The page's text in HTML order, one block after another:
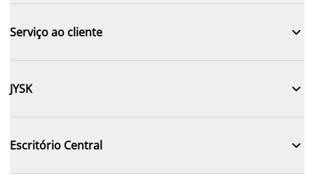
Serviço ao cliente 
JYSK 
Escritório Central 